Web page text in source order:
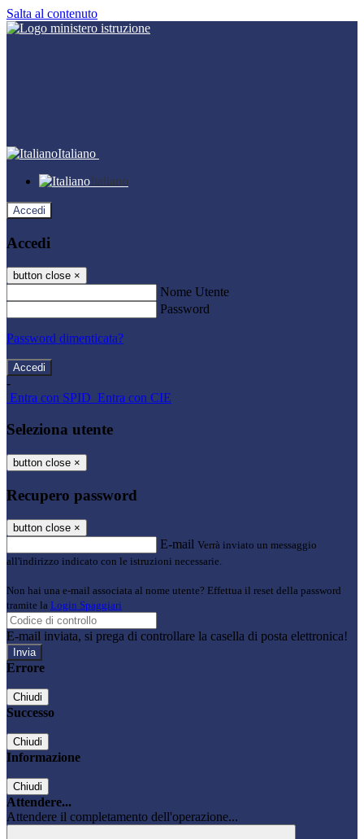
Salta al contenuto
Italiano
Italiano
Accedi
Accedi
button close ×
Nome Utente
Password
Password dimenticata?
-
Entra con SPID Entra con CIE
Seleziona utente
button close ×
Recupero password
button close ×
E-mail Verrà inviato un messaggio
all'indirizzo indicato con le istruzioni necessarie.
Non hai una e-mail associata al nome utente? Effettua il reset della password
tramite la Login Spaggiari
E-mail inviata, si prega di controllare la casella di posta elettronica!
Errore
Chiudi
Successo
Chiudi
Informazione
Chiudi
Attendere...
Attendere il completamento dell'operazione...